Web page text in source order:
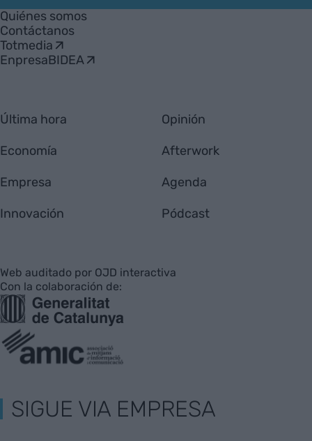
Empresa
Quiénes somos
Contáctanos
Totmedia
EnpresaBIDEA
Última hora
Economía
Empresa
Innovación
Opinión
Afterwork
Agenda
Pódcast
Web auditado por OJD interactiva
Con la colaboración de:
SIGUE VIA EMPRESA